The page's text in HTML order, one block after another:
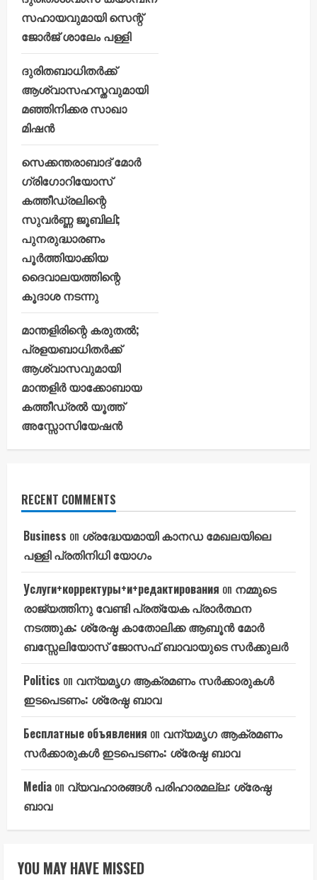
സഹായവുമായി സെന്റ്
ജോർജ് ശാലേം പള്ളി
ദുരിതബാധിതർക്ക്
ആശ്വാസഹസ്തവുമായി
മഞ്ഞിനിക്കര സാഖാ
മിഷൻ
സെക്കന്തരാബാദ് മോർ
ഗ്രിഗോറിയോസ്
കത്തീഡ്രലിന്റെ
സുവർണ്ണ ജൂബിലി;
പുനരുദ്ധാരണം
പൂർത്തിയാക്കിയ
ദൈവാലയത്തിന്റെ
കൂദാശ നടന്നു
മാന്തളിരിന്റെ കരുതൽ;
പ്രളയബാധിതർക്ക്
ആശ്വാസവുമായി
മാന്തളിർ യാക്കോബായ
കത്തീഡ്രൽ യൂത്ത്
അസ്സോസിയേഷൻ
RECENT COMMENTS
Business on ശ്രദ്ധേയമായി കാനഡ മേഖലയിലെ
പള്ളി പ്രതിനിധി യോഗം
Услуги+корректуры+и+редактирования on നമ്മുടെ
രാജ്യത്തിനു വേണ്ടി പ്രത്യേക പ്രാർത്ഥന
നടത്തുക: ശ്രേഷ്ഠ കാതോലിക്ക ആബൂൻ മോർ
ബസ്സേലിയോസ് ജോസഫ് ബാവായുടെ സർക്കുലർ
Politics on വന്യമൃഗ ആക്രമണം സർക്കാരുകൾ
ഇടപെടണം: ശ്രേഷ്ഠ ബാവ
Бесплатные объявления on വന്യമൃഗ ആക്രമണം
സർക്കാരുകൾ ഇടപെടണം: ശ്രേഷ്ഠ ബാവ
Media on വ്യവഹാരങ്ങൾ പരിഹാരമല്ല: ശ്രേഷ്ഠ
ബാവ
YOU MAY HAVE MISSED